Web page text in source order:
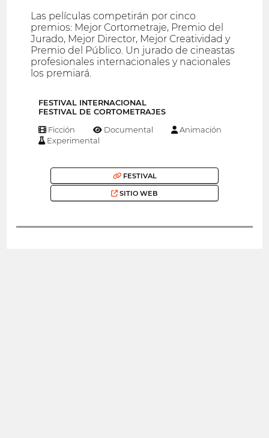
Las películas competirán por cinco
premios: Mejor Cortometraje, Premio del
Jurado, Mejor Director, Mejor Creatividad y
Premio del Público. Un jurado de cineastas
profesionales internacionales y nacionales
los premiará.
FESTIVAL INTERNACIONAL
FESTIVAL DE CORTOMETRAJES
Ficción Documental
Animación
Experimental
FESTIVAL
SITIO WEB